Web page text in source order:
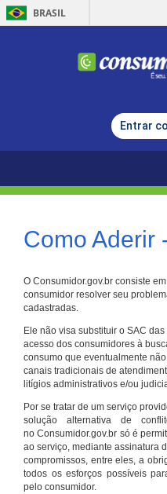
BRASIL
Entrar
Como Aderir
O Consumidor.gov.br consiste
consumidor resolver seu
cadastradas.
Ele não visa substituir o SAC
acesso dos consumidores à
consumo que eventualmente
canais tradicionais de
litígios administrativos e/ou
Por se tratar de um serviço
solução alternativa de
no Consumidor.gov.br só é
ao serviço, mediante assinatura
compromissos, entre eles, a
todos os esforços possíveis
pelo consumidor.